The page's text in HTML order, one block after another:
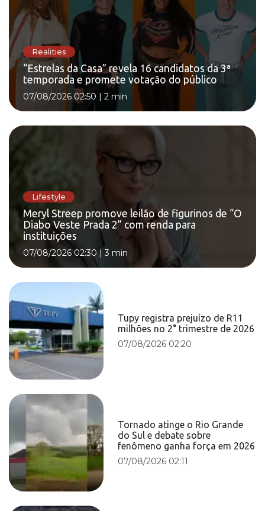
Realities
“Estrelas da Casa” revela 16 candidatos da 3ª
temporada e promete votação do público
07/08/2026 02:50 | 2 min
Lifestyle
Meryl Streep promove leilão de figurinos de “O
Diabo Veste Prada 2” com renda para
instituições
07/08/2026 02:30 |3 min
Tupy registra prejuízo de R11
milhões no 2° trimestre de 2026
07/08/2026 02:20
Tornado atinge o Rio Grande
do Sul e debate sobre
fenômeno ganha força em 2026
07/08/2026 02:11